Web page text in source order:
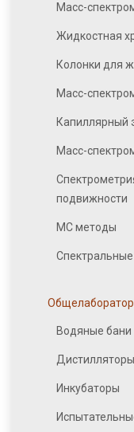
Масс-
Жидкостная
Колонки для
Масс-
Капиллярный
Масс-
подвижности
МС методы
Водяные бани
Инкубаторы